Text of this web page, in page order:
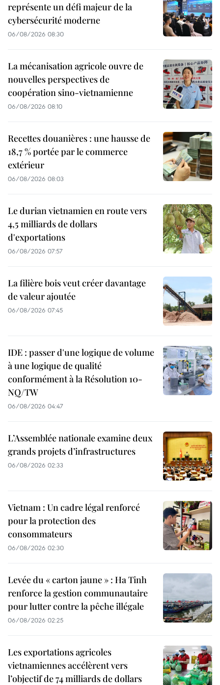
représente un défi majeur de la
cybersécurité moderne
06/08/2026 08:30
La mécanisation agricole ouvre de
nouvelles perspectives de
coopération sino-vietnamienne
06/08/2026 08:10
Recettes douanières : une hausse de
18,7 % portée par le commerce
extérieur
06/08/2026 08:03
Le durian vietnamien en route vers
4,5 milliards de dollars
d'exportations
06/08/2026 07:57
La filière bois veut créer davantage
de valeur ajoutée
06/08/2026 07:45
IDE : passer d'une logique de volume
à une logique de qualité
conformément à la Résolution 10-
NQ/TW
06/08/2026 04:47
L’Assemblée nationale examine deux
grands projets d’infrastructures
06/08/2026 02:33
Vietnam : Un cadre légal renforcé
pour la protection des
consommateurs
06/08/2026 02:30
Levée du « carton jaune » : Ha Tinh
renforce la gestion communautaire
pour lutter contre la pêche illégale
06/08/2026 02:25
Les exportations agricoles
vietnamiennes accélèrent vers
l’objectif de 74 milliards de dollars